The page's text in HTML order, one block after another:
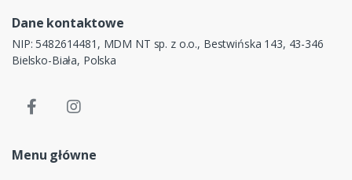
Dane kontaktowe
NIP: 5482614481, MDM NT sp. z o.o., Bestwińska 143, 43-346
Bielsko-Biała, Polska
Menu główne